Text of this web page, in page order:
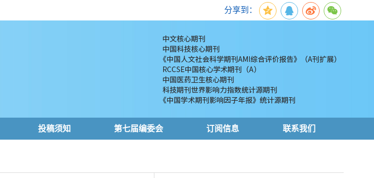
分享到：
投稿须知 第七届编委会 订阅信息 联系我们